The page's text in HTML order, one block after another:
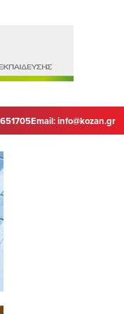
Email:info@kozan.gr